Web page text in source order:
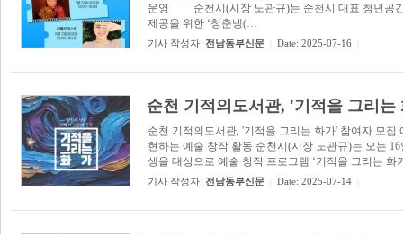
운영 순천시(시장 노관규)는 순천시 대표 청년공
제공을 위한 ‘청춘냉(…
기사 작성자:전남동부신문 Date: 2025-07-16
순천 기적의도서관, '기적을 그리
순천 기적의도서관, '기적을 그리는 화가' 참여자 모
현하는 예술 창작 활동 순천시(시장 노관규)는 오는
생을 대상으로 예술 창작 프로그램 ‘기적을 그리는 화
기사 작성자:전남동부신문 Date: 2025-07-14